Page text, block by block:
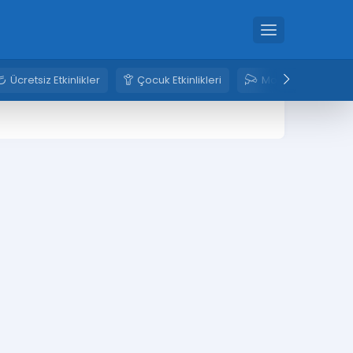
Ücretsiz Etkinlikler Çocuk Etkinlikleri Mobese